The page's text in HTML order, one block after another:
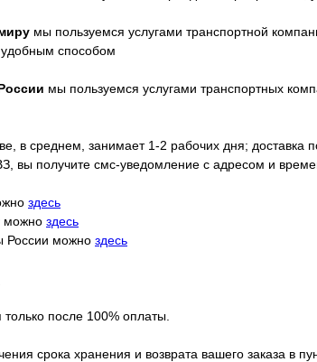
мы пользуемся услугами транспортной
способом
мы пользуемся услугами транспортных
в среднем, занимает 1-2 рабочих дня;
вы получите смс-уведомление с адресом и
здесь
можно здесь
России можно здесь
после 100% оплаты.
срока хранения и возврата вашего заказа в